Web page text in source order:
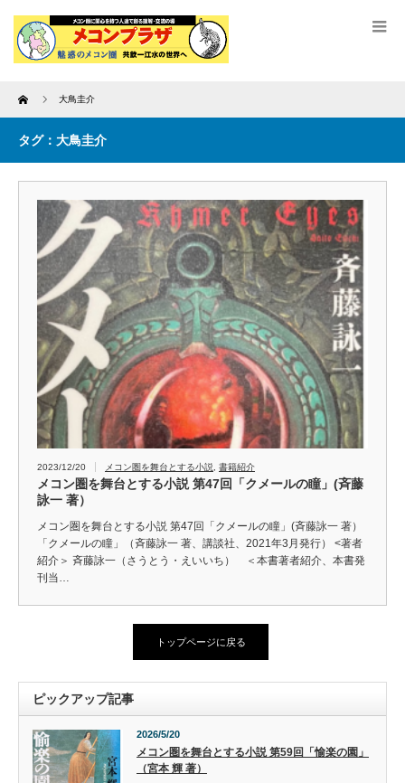
Home 大鳥圭介
タグ：大鳥圭介
2023/12/20 メコン圏を舞台とする小説 書籍紹介
メコン圏を舞台とする小説 第47回「クメールの瞳」(斉藤
詠一 著）
メコン圏を舞台とする小説 第47回「クメールの瞳」(斉藤詠一 著）
「クメールの瞳」（斉藤詠一 著、講談社、2021年3月発行） <著者
紹介＞ 斉藤詠一（さうとう・えいいち） ＜本書著者紹介、本書発
刊当…
トップページに戻る
ピックアップ記事
2026/5/20
メコン圏を舞台とする小説 第59回「愉楽の園」
（宮本 輝 著）